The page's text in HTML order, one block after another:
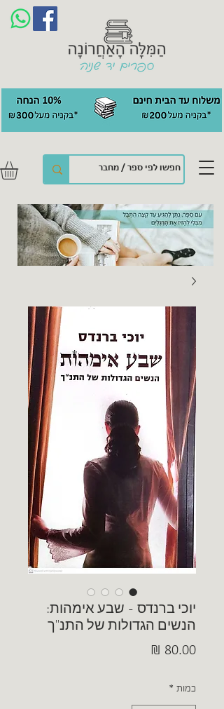
יוכי ברנדס - שבע אימהות:
הנשים הגדולות של התנ"ך
כמות *